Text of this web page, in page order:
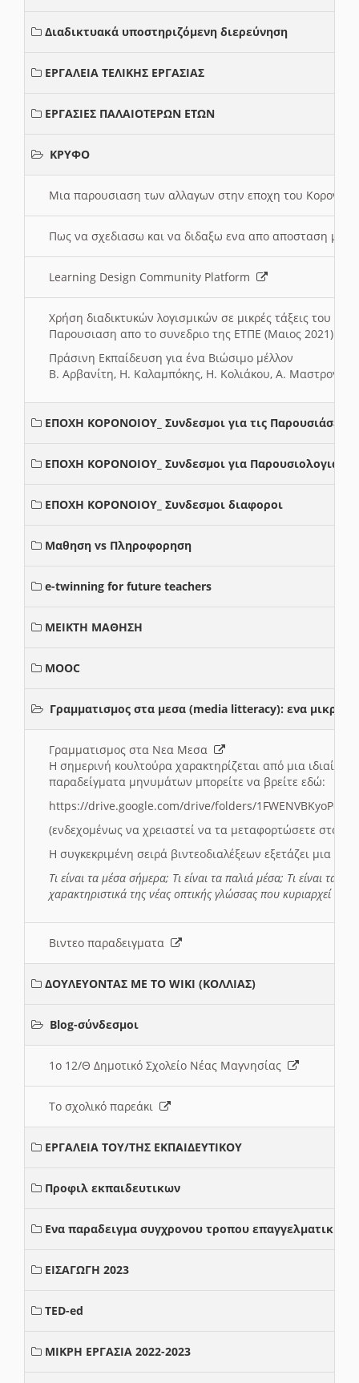
Διαδικτυακά υποστηριζόμενη διερεύνηση
ΕΡΓΑΛΕΙΑ ΤΕΛΙΚΗΣ ΕΡΓΑΣΙΑΣ
ΕΡΓΑΣΙΕΣ ΠΑΛΑΙΟΤΕΡΩΝ ΕΤΩΝ
ΚΡΥΦΟ
Μια παρουσιαση των αλλαγων στην εποχη του
Πως να σχεδιασω και να διδαξω ενα απο αποσταση
Learning Design Community Platform
Χρήση διαδικτυκών λογισμικών σε μικρές τάξεις του
Παρουσιαση απο το συνεδριο της ΕΤΠΕ (Μαιος 2021)
Πράσινη Εκπαίδευση για ένα Βιώσιμο μέλλον
Β. Αρβανίτη, Η. Καλαμπόκης, Η. Κολιάκου, Α.
ΕΠΟΧΗ ΚΟΡΟΝΟΙΟΥ_ Συνδεσμοι για τις Παρουσιάσεις
ΕΠΟΧΗ ΚΟΡΟΝΟΙΟΥ_ Συνδεσμοι για Παρουσιολογια
ΕΠΟΧΗ ΚΟΡΟΝΟΙΟΥ_ Συνδεσμοι διαφοροι
Μαθηση vs Πληροφορηση
e-twinning for future teachers
ΜΕΙΚΤΗ ΜΑΘΗΣΗ
MOOC
Γραμματισμος στα μεσα (media litteracy): ενα μικρο
Γραμματισμος στα Νεα Μεσα
Η σημερινή κουλτούρα χαρακτηρίζεται από μια
παραδείγματα μηνυμάτων μπορείτε να βρείτε εδώ:
https://drive.google.com/drive/folders/
(ενδεχομένως να χρειαστεί να τα μεταφορτώσετε στο
Η συγκεκριμένη σειρά βιντεοδιαλέξεων εξετάζει μια
Τι είναι τα μέσα σήμερα; Τι είναι τα παλιά μέσα; Τι είναι τα
χαρακτηριστικά της νέας οπτικής γλώσσας που κυριαρχεί
Βιντεο παραδειγματα
ΔΟΥΛΕΥΟΝΤΑΣ ΜΕ ΤΟ WIKI (ΚΟΛΛΙΑΣ)
Blog-σύνδεσμοι
1ο 12/Θ Δημοτικό Σχολείο Νέας Μαγνησίας
Το σχολικό παρεάκι
ΕΡΓΑΛΕΙΑ ΤΟΥ/ΤΗΣ ΕΚΠΑΙΔΕΥΤΙΚΟΥ
Προφιλ εκπαιδευτικων
Ενα παραδειγμα συγχρονου τροπου επαγγελματικης
ΕΙΣΑΓΩΓΗ 2023
TED-ed
ΜΙΚΡΗ ΕΡΓΑΣΙΑ 2022-2023